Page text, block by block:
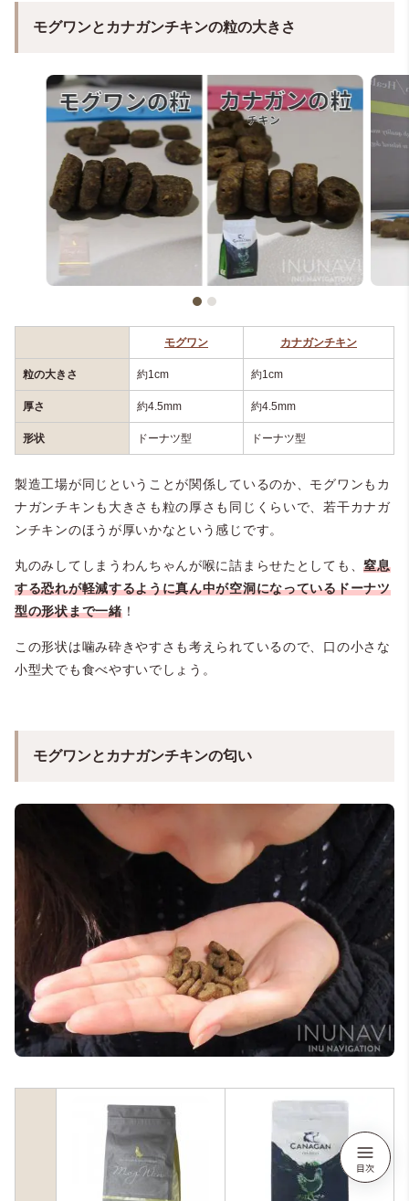
モグワンとカナガンチキンの粒の大きさ
モグワン カナガンチキン
粒の大きさ 約1cm 約1cm
厚さ 約4.5mm 約4.5mm
形状 ドーナツ型 ドーナツ型
製造工場が同じということが関係しているのか、モグワンもカ
ナガンチキンも大きさも粒の厚さも同じくらいで、若干カナガ
ンチキンのほうが厚いかなという感じです。
丸のみしてしまうわんちゃんが喉に詰まらせたとしても、窒息
する恐れが軽減するように真ん中が空洞になっているドーナツ
型の形状まで一緒！
この形状は噛み砕きやすさも考えられているので、口の小さな
小型犬でも食べやすいでしょう。
モグワンとカナガンチキンの匂い